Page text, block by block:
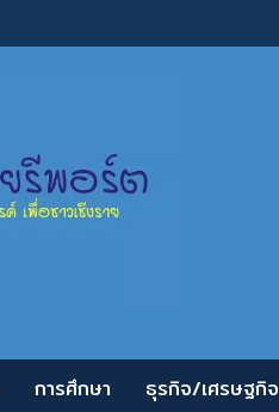
การศึกษา ธุรกิจ/เศรษฐกิจ